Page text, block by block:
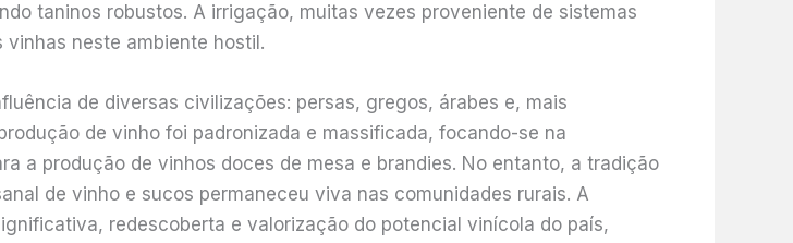
taninos robustos. A irrigação, muitas vezes proveniente de sistemas
neste ambiente hostil.
de diversas civilizações: persas, gregos, árabes e, mais
de vinho foi padronizada e massificada, focando-se na
a produção de vinhos doces de mesa e brandies. No entanto, a tradição
de vinho e sucos permaneceu viva nas comunidades rurais. A
redescoberta e valorização do potencial vinícola do país,